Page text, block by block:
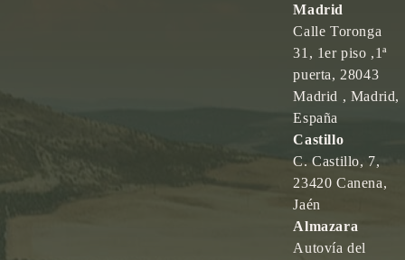
Madrid
Calle Toronga
31, 1er piso ,1ª
puerta, 28043
Madrid , Madrid,
España
Castillo
C. Castillo, 7,
23420 Canena,
Jaén
Almazara
Autovía del